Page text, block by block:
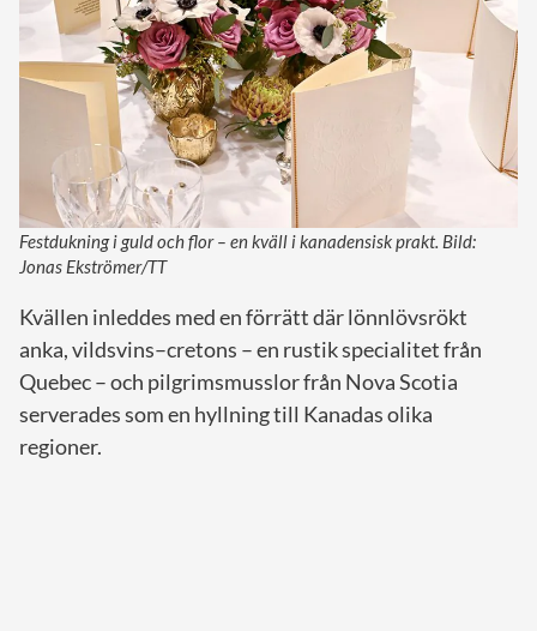
Festdukning i guld och flor – en kväll i kanadensisk prakt. Bild:
Jonas Ekströmer/TT
Kvällen inleddes med en förrätt där lönnlövsrökt
anka, vildsvins–cretons – en rustik specialitet från
Quebec – och pilgrimsmusslor från Nova Scotia
serverades som en hyllning till Kanadas olika
regioner.